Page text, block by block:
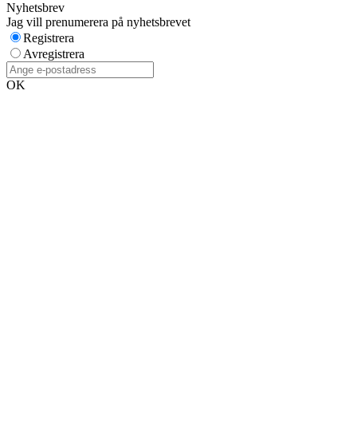
Nyhetsbrev
Jag vill prenumerera på nyhetsbrevet
Registrera
Avregistrera
OK